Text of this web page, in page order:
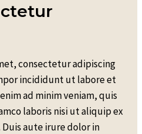
consectetur adipiscing
incididunt ut labore et
ad minim veniam, quis
laboris nisi ut aliquip ex
aute irure dolor in